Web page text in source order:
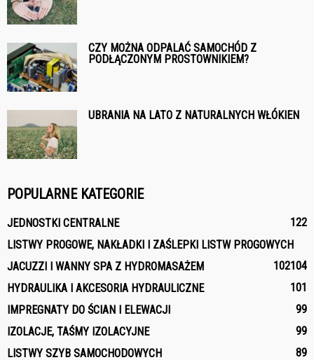
CZY MOŻNA ODPALAĆ SAMOCHÓD Z
PODŁĄCZONYM PROSTOWNIKIEM?
UBRANIA NA LATO Z NATURALNYCH WŁÓKIEN
POPULARNE KATEGORIE
JEDNOSTKI CENTRALNE
122
LISTWY PROGOWE, NAKŁADKI I ZAŚLEPKI LISTW PROGOWYCH
104
JACUZZI I WANNY SPA Z HYDROMASAŻEM
102
HYDRAULIKA I AKCESORIA HYDRAULICZNE
101
IMPREGNATY DO ŚCIAN I ELEWACJI
99
IZOLACJE, TAŚMY IZOLACYJNE
99
LISTWY SZYB SAMOCHODOWYCH
89